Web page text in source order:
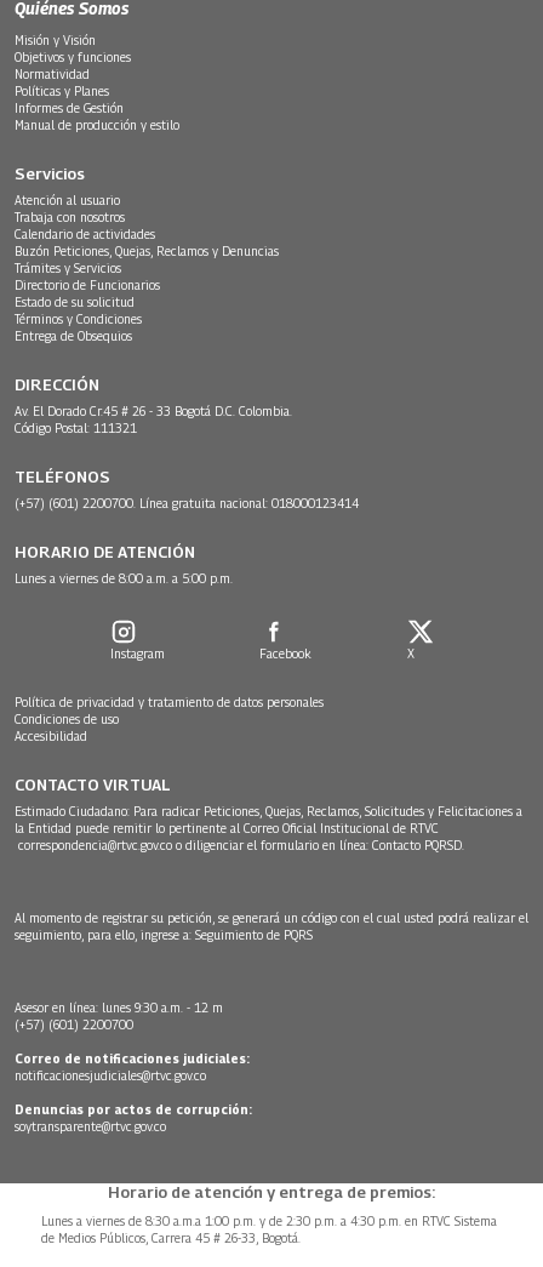
Quiénes Somos
Misión y Visión
Objetivos y funciones
Normatividad
Políticas y Planes
Informes de Gestión
Manual de producción y estilo
Servicios
Atención al usuario
Trabaja con nosotros
Calendario de actividades
Buzón Peticiones, Quejas, Reclamos y Denuncias
Trámites y Servicios
Directorio de Funcionarios
Estado de su solicitud
Términos y Condiciones
Entrega de Obsequios
DIRECCIÓN
Av. El Dorado Cr.45 # 26 - 33 Bogotá D.C. Colombia.
Código Postal: 111321
TELÉFONOS
(+57) (601) 2200700. Línea gratuita nacional: 018000123414
HORARIO DE ATENCIÓN
Lunes a viernes de 8:00 a.m. a 5:00 p.m.
Instagram Facebook X
Política de privacidad y tratamiento de datos personales
Condiciones de uso
Accesibilidad
CONTACTO VIRTUAL
Estimado Ciudadano: Para radicar Peticiones, Quejas, Reclamos, Solicitudes y Felicitaciones a
la Entidad puede remitir lo pertinente al Correo Oficial Institucional de RTVC
correspondencia@rtvc.gov.co o diligenciar el formulario en línea: Contacto PQRSD.
Al momento de registrar su petición, se generará un código con el cual usted podrá realizar el
seguimiento, para ello, ingrese a: Seguimiento de PQRS
Asesor en línea: lunes 9:30 a.m. - 12 m
(+57) (601) 2200700
Correo de notificaciones judiciales:
notificacionesjudiciales@rtvc.gov.co
Denuncias por actos de corrupción:
soytransparente@rtvc.gov.co
Horario de atención y entrega de premios:
Lunes a viernes de 8:30 a.m.a 1:00 p.m. y de 2:30 p.m. a 4:30 p.m. en RTVC Sistema
de Medios Públicos, Carrera 45 # 26-33, Bogotá.